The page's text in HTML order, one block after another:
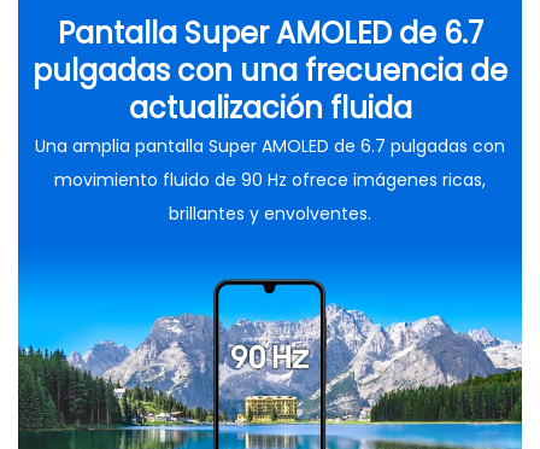
Pantalla Super AMOLED de 6.7
pulgadas con una frecuencia de
actualización fluida
Una amplia pantalla Super AMOLED de 6.7 pulgadas con
movimiento fluido de 90 Hz ofrece imágenes ricas,
brillantes y envolventes.